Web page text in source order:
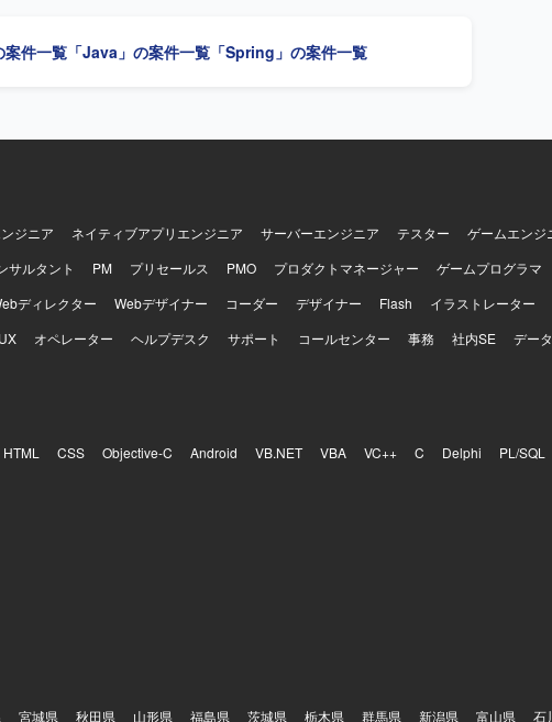
案件一覧 「Java」の案件一覧 「Spring」の案件一覧
ジニア ネイティブアプリエンジニア サーバーエンジニア テスター ゲームエンジ
サルタント PM プリセールス PMO プロダクトマネージャー ゲームプログラマ
ディレクター Webデザイナー コーダー デザイナー Flash イラストレーター
オペレーター ヘルプデスク サポート コールセンター 事務 社内SE デー
HTML CSS Objective-C Android VB.NET VBA VC++ C Delphi PL/SQL
宮城県 秋田県 山形県 福島県 茨城県 栃木県 群馬県 新潟県 富山県 石